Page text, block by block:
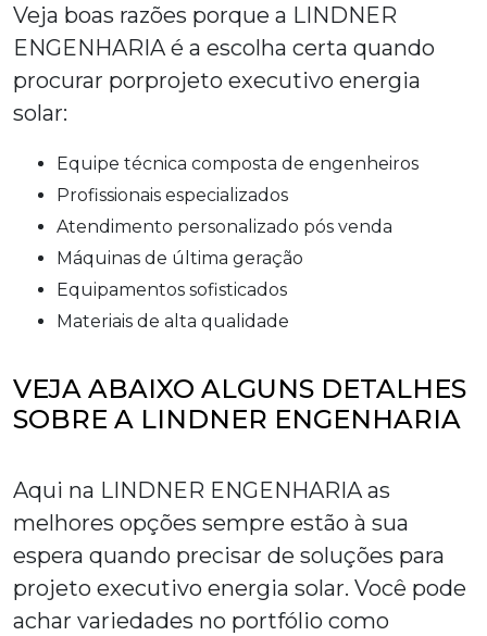
Veja boas razões porque a LINDNER
ENGENHARIA é a escolha certa quando
procurar porprojeto executivo energia
solar:
equipe técnica composta de engenheiros
profissionais especializados
atendimento personalizado pós venda
máquinas de última geração
equipamentos sofisticados
materiais de alta qualidade
VEJA ABAIXO ALGUNS DETALHES
SOBRE A LINDNER ENGENHARIA
Aqui na LINDNER ENGENHARIA as
melhores opções sempre estão à sua
espera quando precisar de soluções para
projeto executivo energia solar. Você pode
achar variedades no portfólio como